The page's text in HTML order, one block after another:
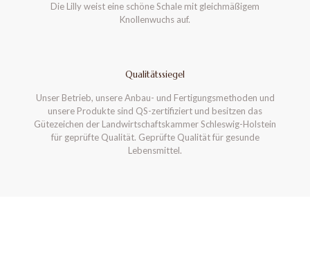
Die Lilly weist eine schöne Schale mit gleichmäßigem
Knollenwuchs auf.
Qualitätssiegel
Unser Betrieb, unsere Anbau- und Fertigungsmethoden und
unsere Produkte sind QS-zertifiziert und besitzen das
Gütezeichen der Landwirtschaftskammer Schleswig-Holstein
für geprüfte Qualität. Geprüfte Qualität für gesunde
Lebensmittel.